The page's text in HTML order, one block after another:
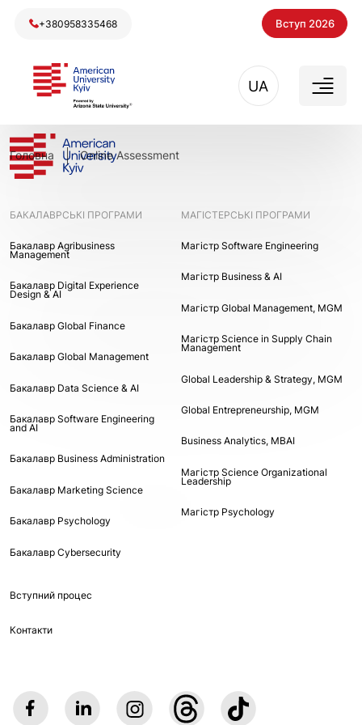
+380958335468 Вступ 2026
UA
Головна Online Assessment
БАКАЛАВРСЬКІ ПРОГРАМИ
Бакалавр Agribusiness
Management
Бакалавр Digital Experience
Design & AI
Бакалавр Global Finance
Бакалавр Global Management
Бакалавр Data Science & AI
Бакалавр Software Engineering
and AI
Бакалавр Business Administration
Бакалавр Marketing Science
Бакалавр Psychology
Бакалавр Cybersecurity
МАГІСТЕРСЬКІ ПРОГРАМИ
Maгістр Software Engineering
Maгістр Business & AI
Mагістр Global Management, MGM
Магістр Science in Supply Chain
Management
Global Leadership & Strategy, MGM
Global Entrepreneurship, MGM
Business Analytics, MBAI
Магістр Science Organizational
Leadership
Магістр Psychology
Вступний процес
Контакти